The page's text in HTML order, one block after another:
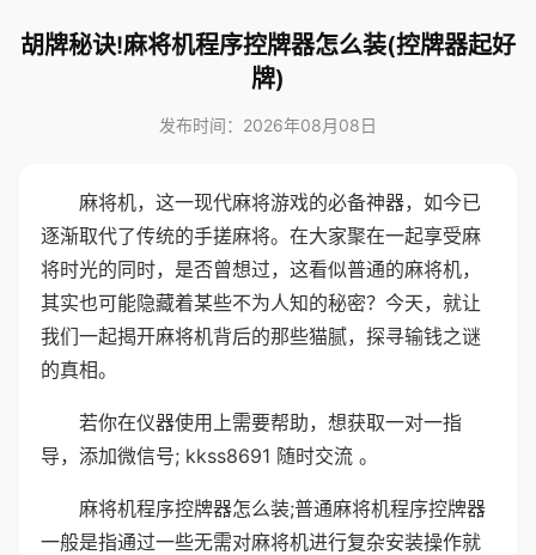
胡牌秘诀!麻将机程序控牌器怎么装(控牌器起好
牌)
发布时间：2026年08月08日
麻将机，这一现代麻将游戏的必备神器，如今已
逐渐取代了传统的手搓麻将。在大家聚在一起享受麻
将时光的同时，是否曾想过，这看似普通的麻将机，
其实也可能隐藏着某些不为人知的秘密？今天，就让
我们一起揭开麻将机背后的那些猫腻，探寻输钱之谜
的真相。
若你在仪器使用上需要帮助，想获取一对一指
导，添加微信号; kkss8691 随时交流 。
麻将机程序控牌器怎么装;普通麻将机程序控牌器
一般是指通过一些无需对麻将机进行复杂安装操作就